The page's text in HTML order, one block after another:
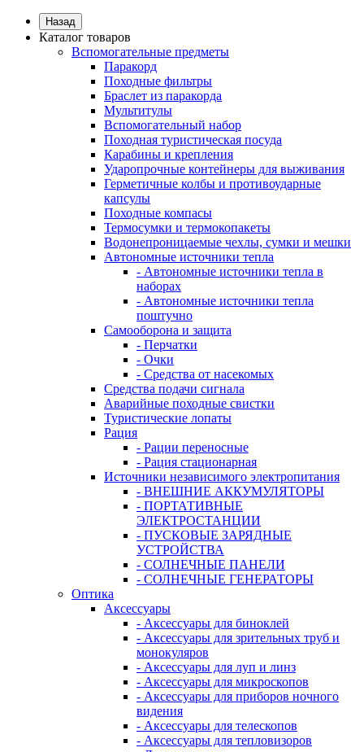
Назад
Каталог товаров
Вспомогательные предметы
Паракорд
Походные фильтры
Браслет из паракорда
Мультитулы
Вспомогательный набор
Походная туристическая посуда
Карабины и крепления
Ударопрочные контейнеры для выживания
Герметичные колбы и противоударные
капсулы
Походные компасы
Термосумки и термокопакеты
Водонепроницаемые чехлы, сумки и мешки
Автономные источники тепла
- Автономные источники тепла в
наборах
- Автономные источники тепла
поштучно
Самооборона и защита
- Перчатки
- Очки
- Средства от насекомых
Средства подачи сигнала
Аварийные походные свистки
Туристические лопаты
Рация
- Рации переносные
- Рация стационарная
Источники независимого электропитания
- ВНЕШНИЕ АККУМУЛЯТОРЫ
- ПОРТАТИВНЫЕ
ЭЛЕКТРОСТАНЦИИ
- ПУСКОВЫЕ ЗАРЯДНЫЕ
УСТРОЙСТВА
- СОЛНЕЧНЫЕ ПАНЕЛИ
- СОЛНЕЧНЫЕ ГЕНЕРАТОРЫ
Оптика
Аксессуары
- Аксессуары для биноклей
- Аксессуары для зрительных труб и
монокуляров
- Аксессуары для луп и линз
- Аксессуары для микроскопов
- Аксессуары для приборов ночного
видения
- Аксессуары для телескопов
- Аксессуары для тепловизоров